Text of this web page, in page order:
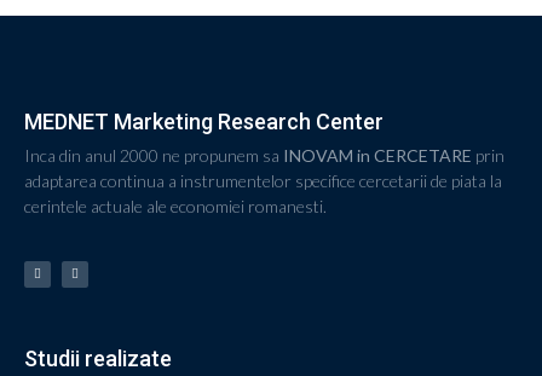
MEDNET Marketing Research Center
Inca din anul 2000 ne propunem sa INOVAM in CERCETARE prin
adaptarea continua a instrumentelor specifice cercetarii de piata la
cerintele actuale ale economiei romanesti.
Studii realizate